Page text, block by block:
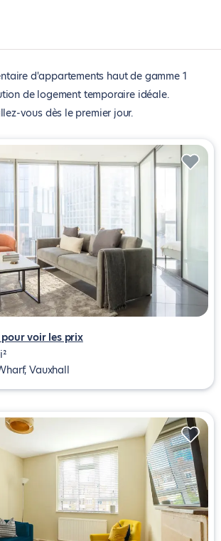
d'appartements haut de gamme 1
de logement temporaire idéale.
vous dès le premier jour.
voir les prix
Vauxhall